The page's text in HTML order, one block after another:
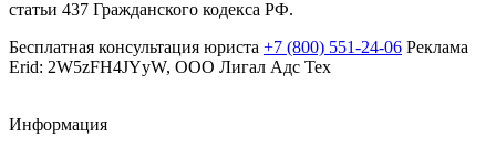
статьи 437 Гражданского кодекса РФ.
Бесплатная консультация юриста +7 (800) 551-24-06 Реклама
Erid: 2W5zFH4JYyW, ООО Лигал Адс Тех
Информация